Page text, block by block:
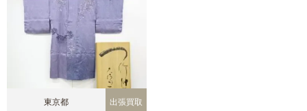
東京都 出張買取